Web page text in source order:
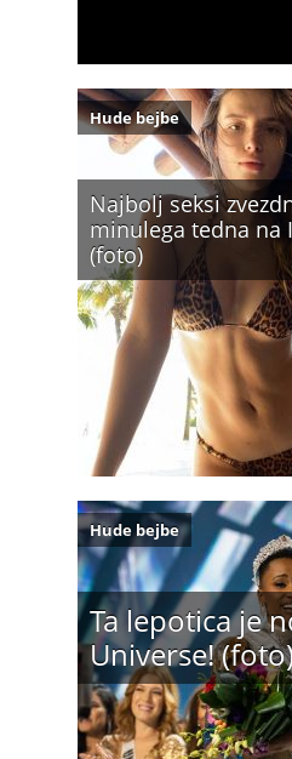
Najbolj seksi
minulega tedna na
(foto)
Hude bejbe
Ta lepotica je
Universe!
Hude bejbe